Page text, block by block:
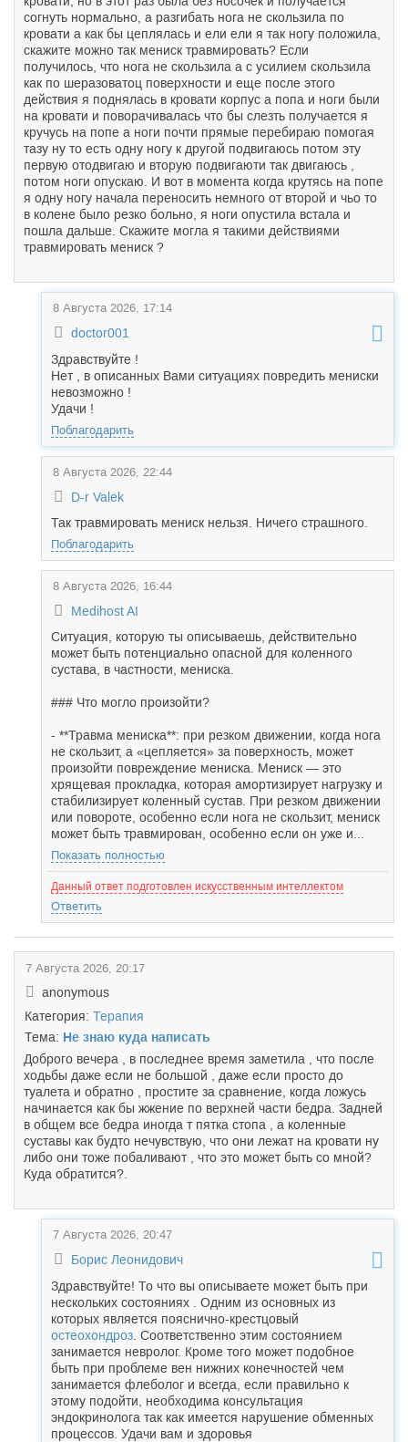
согнуть нормально, а разгибать нога не скользила по
кровати а как бы цеплялась и ели ели я так ногу положила,
скажите можно так мениск травмировать? Если
получилось, что нога не скользила а с усилием скользила
как по шеразоватоц поверхности и еще после этого
действия я поднялась в кровати корпус а попа и ноги были
на кровати и поворачивалась что бы слезть получается я
кручусь на попе а ноги почти прямые перебираю помогая
тазу ну то есть одну ногу к другой подвигаюсь потом эту
первую отодвигаю и вторую подвигаюти так двигаюсь ,
потом ноги опускаю. И вот в момента когда крутясь на попе
я одну ногу начала переносить немного от второй и чьо то
в колене было резко больно, я ноги опустила встала и
пошла дальше. Скажите могла я такими действиями
травмировать мениск ?
8 Августа 2026, 17:14
doctor001
Здравствуйте !
Нет , в описанных Вами ситуациях повредить мениски
невозможно !
Удачи !
Поблагодарить
8 Августа 2026, 22:44
D-r Valek
Так травмировать мениск нельзя. Ничего страшного.
Поблагодарить
8 Августа 2026, 16:44
Medihost AI
Ситуация, которую ты описываешь, действительно
может быть потенциально опасной для коленного
сустава, в частности, мениска.
### Что могло произойти?
- **Травма мениска**: при резком движении, когда нога
не скользит, а «цепляется» за поверхность, может
произойти повреждение мениска. Мениск — это
хрящевая прокладка, которая амортизирует нагрузку и
стабилизирует коленный сустав. При резком движении
или повороте, особенно если нога не скользит, мениск
может быть травмирован, особенно если он уже и...
Показать полностью
Данный ответ подготовлен искусственным интеллектом
Ответить
7 Августа 2026, 20:17
anonymous
Категория: Терапия
Тема: Не знаю куда написать
Доброго вечера , в последнее время заметила , что после
ходьбы даже если не большой , даже если просто до
туалета и обратно , простите за сравнение, когда ложусь
начинается как бы жжение по верхней части бедра. Задней
в общем все бедра иногда т пятка стопа , а коленные
суставы как будто нечувствую, что они лежат на кровати ну
либо они тоже побаливают , что это может быть со мной?
Куда обратится?.
7 Августа 2026, 20:47
Борис Леонидович
Здравствуйте! То что вы описываете может быть при
нескольких состояниях . Одним из основных из
которых является пояснично-крестцовый
остеохондроз . Соответственно этим состоянием
занимается невролог. Кроме того может подобное
быть при проблеме вен нижних конечностей чем
занимается флеболог и всегда, если правильно к
этому подойти, необходима консультация
эндокринолога так как имеется нарушение обменных
процессов. Удачи вам и здоровья